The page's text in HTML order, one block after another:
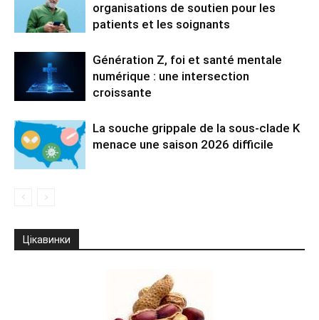
organisations de soutien pour les
patients et les soignants
Génération Z, foi et santé mentale
numérique : une intersection
croissante
La souche grippale de la sous-clade K
menace une saison 2026 difficile
Цікавинки